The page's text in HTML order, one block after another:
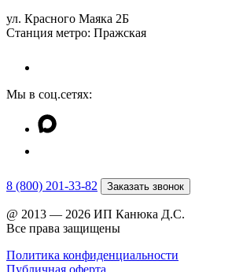
ул. Красного Маяка 2Б
Станция метро: Пражская
Мы в соц.сетях:
8 (800) 201-33-82 Заказать звонок
@ 2013 — 2026 ИП Канюка Д.С.
Все права защищены
Политика конфиденциальности
Публичная оферта